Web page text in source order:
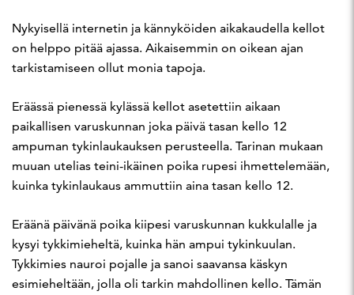
Nykyisellä internetin ja kännyköiden aikakaudella kellot
on helppo pitää ajassa. Aikaisemmin on oikean ajan
tarkistamiseen ollut monia tapoja.
Eräässä pienessä kylässä kellot asetettiin aikaan
paikallisen varuskunnan joka päivä tasan kello 12
ampuman tykinlaukauksen perusteella. Tarinan mukaan
muuan utelias teini-ikäinen poika rupesi ihmettelemään,
kuinka tykinlaukaus ammuttiin aina tasan kello 12.
Eräänä päivänä poika kiipesi varuskunnan kukkulalle ja
kysyi tykkimieheltä, kuinka hän ampui tykinkuulan.
Tykkimies nauroi pojalle ja sanoi saavansa käskyn
esimieheltään, jolla oli tarkin mahdollinen kello. Tämän